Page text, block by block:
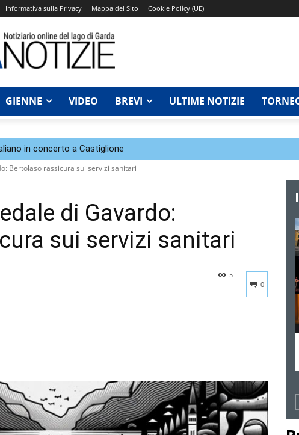
Informativa sulla Privacy Mappa del Sito Cookie Policy (UE)
GIENNE VIDEO BREVI ULTIME NOTIZIE
in concerto a Castiglione
Bertolaso rassicura sui servizi sanitari
di Gavardo:
sui servizi sanitari
0
5